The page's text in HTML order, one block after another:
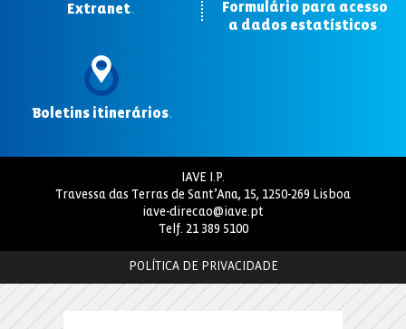
Extranet.
Formulário para acesso
a dados estatísticos
Boletins itinerários.
IAVE I.P.
Travessa das Terras de Sant’Ana, 15, 1250-269 Lisboa
iave-direcao@iave.pt
Telf. 21 389 5100
POLÍTICA DE PRIVACIDADE